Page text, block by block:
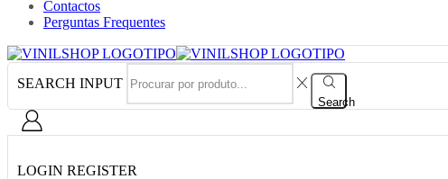
Contactos
Perguntas Frequentes
SEARCH INPUT
Search
LOGIN REGISTER